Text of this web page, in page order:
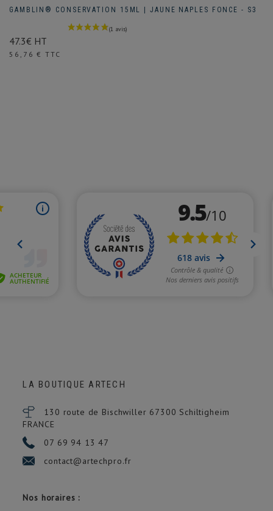
GAMBLIN® CONSERVATION 15ML | JAUNE NAPLES FONCE - S3
47.3€ HT
Prix
56,76 € TTC
LA BOUTIQUE ARTECH
130 route de Bischwiller 67300 Schiltigheim
FRANCE
07 69 94 13 47
contact@artechpro.fr
Nos horaires :